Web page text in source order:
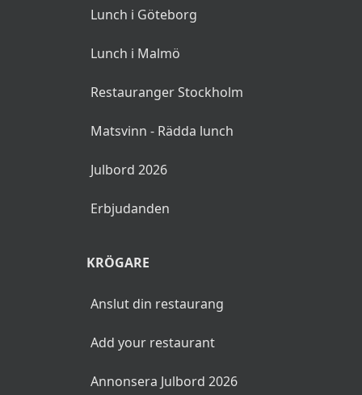
och valnötter
Finsk morotslåda
Chokladmousse
Ris a la Malta med saftsås
Saffranspannacotta
Dadelkaka
Lunch i Göteborg
Lunch i Malmö
Restauranger Stockholm
Matsvinn - Rädda lunch
Julbord 2026
Erbjudanden
KRÖGARE
Anslut din restaurang
Add your restaurant
Annonsera Julbord 2026